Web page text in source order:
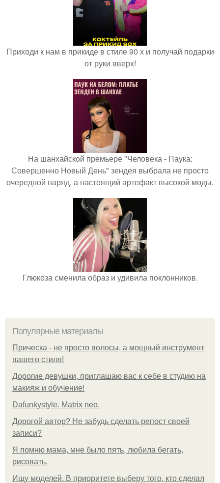
Приходи к нам в прикиде в стиле 90 х и получай подарки
от руки вверх!
На шанхайской премьере "Человека - Паука:
Совершенно Новый День" зендея выбрала не просто
очередной наряд, а настоящий артефакт высокой моды.
Глюкоза сменила образ и удивила поклонников.
Популярные материалы
Прическа - не просто волосы, а мощный инструмент
вашего стиля!
Дорогие девушки, приглашаю вас к себе в студию на
макияж и обучение!
Dafunkystyle. Matrix neo.
Дорогой автор? Не забудь сделать репост своей
записи?
Я помню мама, мне было пять, любила бегать,
рисовать.
Ищу моделей. В приоритете выберу того, кто сделал